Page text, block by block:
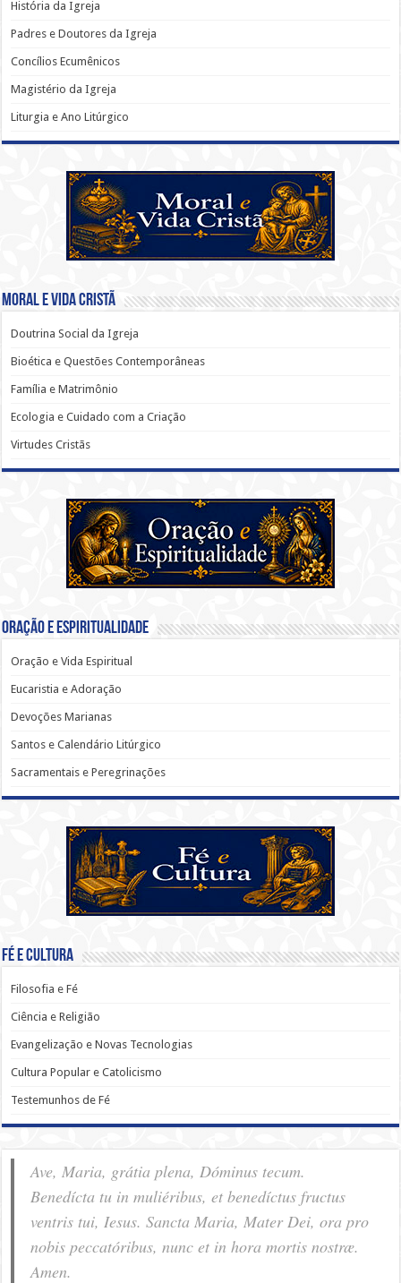
História da Igreja
Padres e Doutores da Igreja
Concílios Ecumênicos
Magistério da Igreja
Liturgia e Ano Litúrgico
Moral e Vida Cristã
Doutrina Social da Igreja
Bioética e Questões Contemporâneas
Família e Matrimônio
Ecologia e Cuidado com a Criação
Virtudes Cristãs
Oração e Espiritualidade
Oração e Vida Espiritual
Eucaristia e Adoração
Devoções Marianas
Santos e Calendário Litúrgico
Sacramentais e Peregrinações
Fé e Cultura
Filosofia e Fé
Ciência e Religião
Evangelização e Novas Tecnologias
Cultura Popular e Catolicismo
Testemunhos de Fé
Ave, Maria, grátia plena, Dóminus tecum.
Benedícta tu in muliéribus, et benedíctus fructus
ventris tui, Iesus. Sancta Maria, Mater Dei, ora pro
nobis pec­ca­tóribus, nunc et in hora mortis nostræ.
Amen.